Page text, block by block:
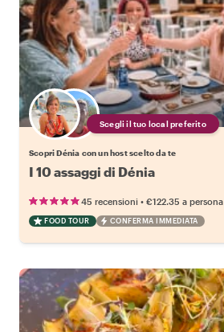
Scegli il tuo local preferito
Scopri Dénia con un host scelto da te
I 10 assaggi di Dénia
45 recensioni • €122.35 a persona
FOOD TOUR CONFERMA IMMEDIATA